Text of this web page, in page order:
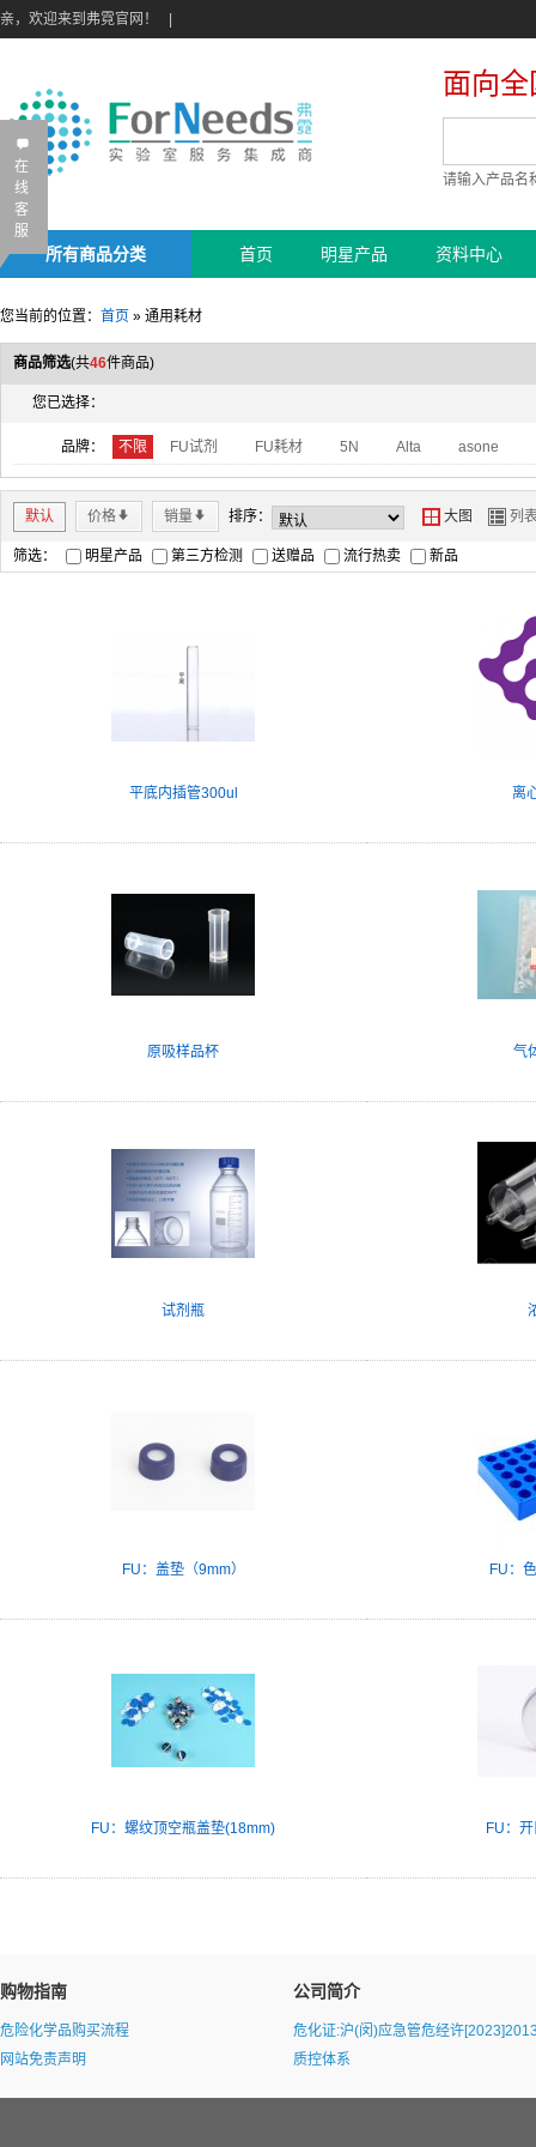
亲，欢迎来到弗霓官网！
面向
请输入产品名
所有商品分类 首页 明星产品 资料中心
您当前的位置： 首页 » 通用耗材
商品筛选(共46件商品)
您已选择：
品牌： 不限 FU试剂 FU耗材 5N Alta asone
默认 价格* 销量* 排序： Y 大图 Z 列
筛选： 明星产品 第三方检测 送赠品 流行热卖 新品
平底内插管300ul 离
原吸样品杯 气
试剂瓶
FU：盖垫（9mm） FU：
FU：螺纹顶空瓶盖垫(18mm) FU：
购物指南
危险化学品购买流程
网站免责声明
公司简介
危化证:沪(闵)应急管危经许
质控体系
B
在
线
客
服